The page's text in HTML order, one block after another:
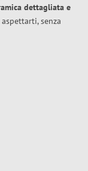
dettagliata e
senza